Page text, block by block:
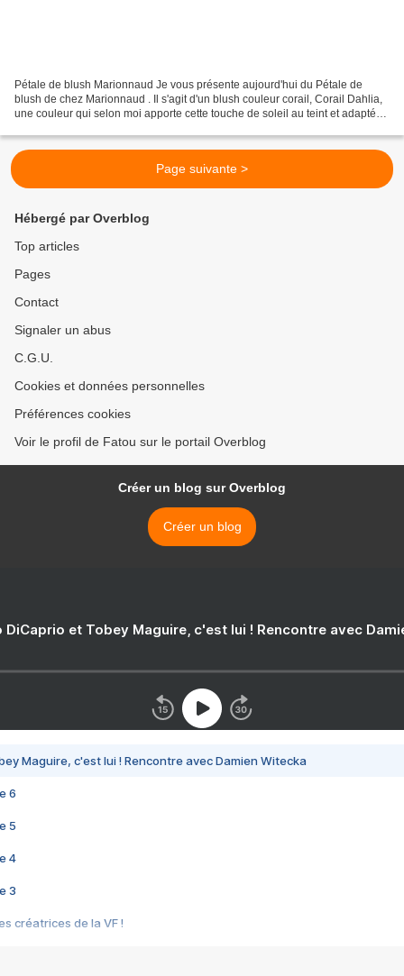
Pétale de blush Marionnaud Je vous présente aujourd'hui du Pétale de
blush de chez Marionnaud . Il s'agit d'un blush couleur corail, Corail Dahlia,
une couleur qui selon moi apporte cette touche de soleil au teint et adaptée
Page suivante >
Hébergé par Overblog
Top articles
Pages
Contact
Signaler un abus
C.G.U.
Cookies et données personnelles
Préférences cookies
Voir le profil de Fatou sur le portail Overblog
Créer un blog sur Overblog
Créer un blog
DiCaprio et Tobey Maguire, c'est lui ! Rencontre avec
Maguire, c'est lui ! Rencontre avec Damien Witecka
6
5
4
3
créatrices de la VF !